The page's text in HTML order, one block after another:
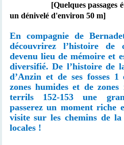
[Quelques passages
un dénivelé d'environ 50 m]
En compagnie de
découvrirez l’histoire
devenu lieu de mémoire et
diversifié. De l’histoire de
d’Anzin et de ses fosses
zones humides et de
terrils 152-153 une
passerez un moment riche
visite sur les chemins de
locales !